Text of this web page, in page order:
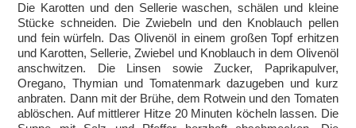
Die Karotten und den Sellerie waschen, schälen und kleine
Stücke schneiden. Die Zwiebeln und den Knoblauch pellen
und fein würfeln. Das Olivenöl in einem großen Topf erhitzen
und Karotten, Sellerie, Zwiebel und Knoblauch in dem Olivenöl
anschwitzen. Die Linsen sowie Zucker, Paprikapulver,
Oregano, Thymian und Tomatenmark dazugeben und kurz
anbraten. Dann mit der Brühe, dem Rotwein und den Tomaten
ablöschen. Auf mittlerer Hitze 20 Minuten köcheln lassen. Die